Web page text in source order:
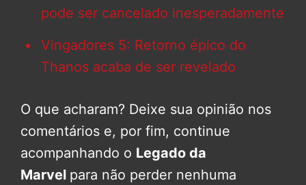
pode ser cancelado inesperadamente
Vingadores 5: Retorno épico do
Thanos acaba de ser revelado
O que acharam? Deixe sua opinião nos
comentários e, por fim, continue
acompanhando o Legado da
Marvel para não perder nenhuma